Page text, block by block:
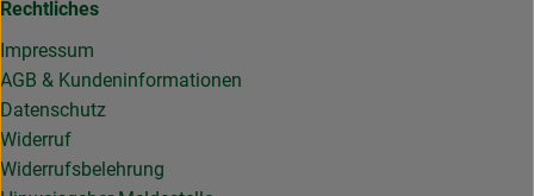
Rechtliches
Impressum
AGB & Kundeninformationen
Datenschutz
Widerruf
Widerrufsbelehrung